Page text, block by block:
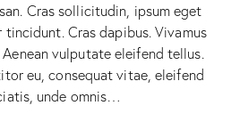
Cras sollicitudin, ipsum eget
Cras dapibus. Vivamus
vulputate eleifend tellus.
eu, consequat vitae, eleifend
unde omnis…